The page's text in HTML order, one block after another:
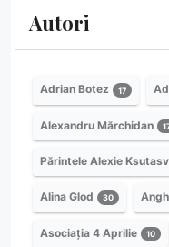
Autori
Adrian Botez 17
Alexandru Mărchidan
Părintele Alexie
Alina Glod 30
Asociația 4 Aprilie 10